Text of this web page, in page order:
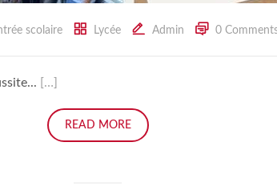
scolaire Lycée Admin 0
[…]
READ MORE